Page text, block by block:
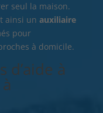
seul la maison.
ainsi un auxiliaire
pour
à domicile.
d’aide à